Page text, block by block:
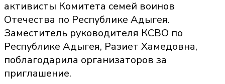
активисты Комитета семей воинов
Отечества по Республике Адыгея.
Заместитель руководителя КСВО по
Республике Адыгея, Разиет Хамедовна,
поблагодарила организаторов за
приглашение.